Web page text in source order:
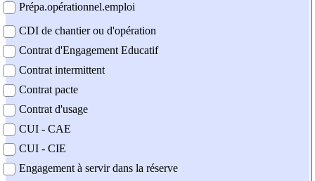
Prépa.opérationnel.emploi
CDI de chantier ou d'opération
Contrat d'Engagement Educatif
Contrat intermittent
Contrat pacte
Contrat d'usage
CUI - CAE
CUI - CIE
Engagement à servir dans la réserve